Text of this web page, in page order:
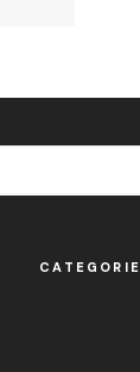
CATEGORIE